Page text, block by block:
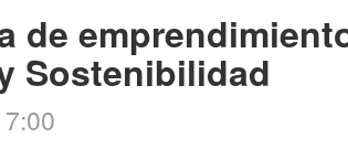
de
Sostenibilidad